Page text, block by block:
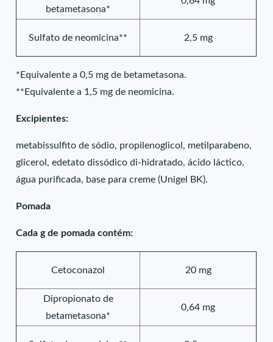
betametasona*
Sulfato de neomicina** 2,5 mg
*Equivalente a 0,5 mg de betametasona.
**Equivalente a 1,5 mg de neomicina.
Excipientes:
metabissulfito de sódio, propilenoglicol, metilparabeno,
glicerol, edetato dissódico di-hidratado, ácido láctico,
água purificada, base para creme (Unigel BK).
Pomada
Cada g de pomada contém:
Cetoconazol 20 mg
Dipropionato de
betametasona*
0,64 mg